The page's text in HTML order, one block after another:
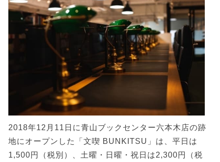
2018年12月11日に青山ブックセンター六本木店の跡
地にオープンした「文喫 BUNKITSU」は、平日は
1,500円（税別）、土曜・日曜・祝日は2,300円（税